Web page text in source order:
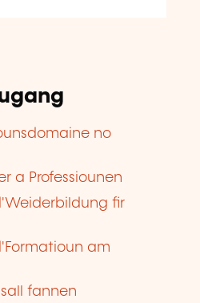
no
a Professiounen
fir
am
fannen